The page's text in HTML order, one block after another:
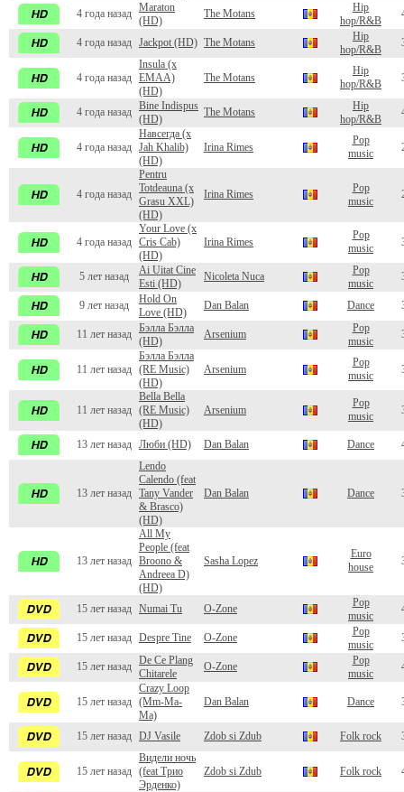
4 года назад
Maraton
(HD)
The Motans
Hip
hop/R&B
4 года назад Jackpot (HD) The Motans
Hip
hop/R&B
4 года назад
Insula (x
EMAA)
(HD)
The Motans
Hip
hop/R&B
4 года назад
Bine Indispus
(HD)
The Motans
Hip
hop/R&B
4 года назад
Навсегда (x
Jah Khalib)
(HD)
Irina Rimes
Pop
music
4 года назад
Pentru
Totdeauna (x
Grasu XXL)
(HD)
Irina Rimes
Pop
music
4 года назад
Your Love (x
Cris Cab)
(HD)
Irina Rimes
Pop
music
5 лет назад
Ai Uitat Cine
Esti (HD)
Nicoleta Nuca
Pop
music
9 лет назад
Hold On
Love (HD)
Dan Balan Dance
11 лет назад
Бэлла Бэлла
(HD)
Arsenium
Pop
music
11 лет назад
Бэлла Бэлла
(RE Musiс)
(HD)
Arsenium
Pop
music
11 лет назад
Bella Bella
(RE Music)
(HD)
Arsenium
Pop
music
13 лет назад Люби (HD) Dan Balan Dance
13 лет назад
Lendo
Calendo (feat
Tany Vander
& Brasco)
(HD)
Dan Balan Dance
13 лет назад
All My
People (feat
Broono &
Andreea D)
(HD)
Sasha Lopez
Euro
house
15 лет назад Numai Tu O-Zone
Pop
music
15 лет назад Despre Tine O-Zone
Pop
music
15 лет назад
De Ce Plang
Chitarele
O-Zone
Pop
music
15 лет назад
Crazy Loop
(Mm-Ma-
Ma)
Dan Balan Dance
15 лет назад DJ Vasile Zdob si Zdub Folk rock
15 лет назад
Видели ночь
(feat Трио
Эрденко)
Zdob si Zdub Folk rock